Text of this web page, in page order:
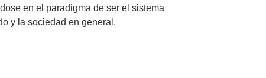
en el paradigma de ser el sistema
y la sociedad en general.